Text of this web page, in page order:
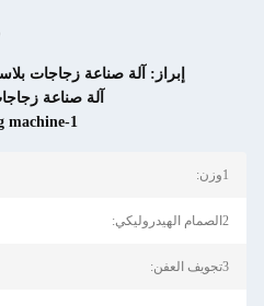
إبراز: آلة صناعة زجاجات
آلة صناعة
1-layer water tank blow moulding machine
1وزن:
2الصمام الهيدروليكي:
3تجويف العفن: